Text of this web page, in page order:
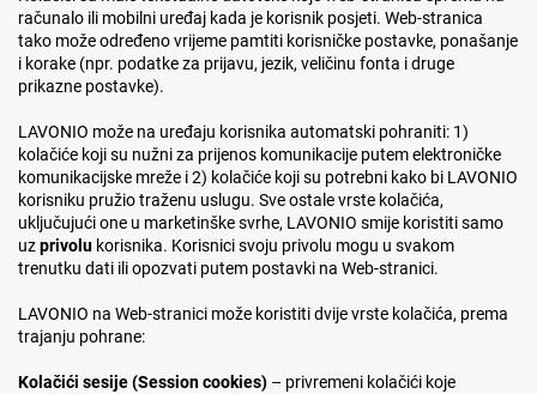
računalo ili mobilni uređaj kada je korisnik posjeti. Web-stranica
tako može određeno vrijeme pamtiti korisničke postavke, ponašanje
i korake (npr. podatke za prijavu, jezik, veličinu fonta i druge
prikazne postavke).
LAVONIO može na uređaju korisnika automatski pohraniti: 1)
kolačiće koji su nužni za prijenos komunikacije putem elektroničke
komunikacijske mreže i 2) kolačiće koji su potrebni kako bi LAVONIO
korisniku pružio traženu uslugu. Sve ostale vrste kolačića,
uključujući one u marketinške svrhe, LAVONIO smije koristiti samo
uzprivolu korisnika. Korisnici svoju privolu mogu u svakom
trenutku dati ili opozvati putem postavki na Web-stranici.
LAVONIO na Web-stranici može koristiti dvije vrste kolačića, prema
trajanju pohrane:
Kolačići sesije (Session cookies) – privremeni kolačići koje